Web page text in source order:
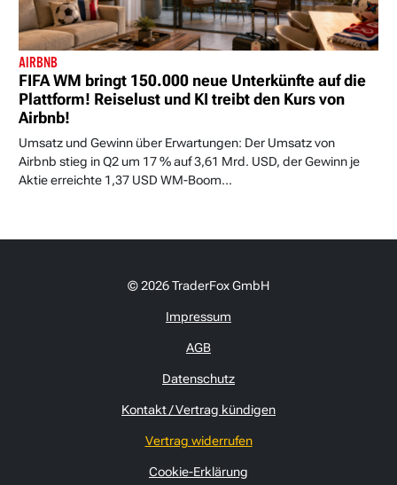
AIRBNB
FIFA WM bringt 150.000 neue Unterkünfte auf die
Plattform! Reiselust und KI treibt den Kurs von
Airbnb!
Umsatz und Gewinn über Erwartungen: Der Umsatz von
Airbnb stieg in Q2 um 17 % auf 3,61 Mrd. USD, der Gewinn je
Aktie erreichte 1,37 USD WM-Boom...
© 2026 TraderFox GmbH
Impressum
AGB
Datenschutz
Kontakt / Vertrag kündigen
Vertrag widerrufen
Cookie-Erklärung